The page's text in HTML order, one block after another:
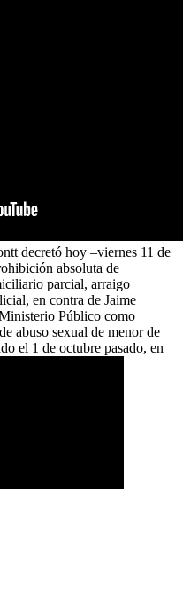
decretó hoy –viernes 11 de
absoluta de
parcial, arraigo
en contra de Jaime
Público como
abuso sexual de menor de
el 1 de octubre pasado, en